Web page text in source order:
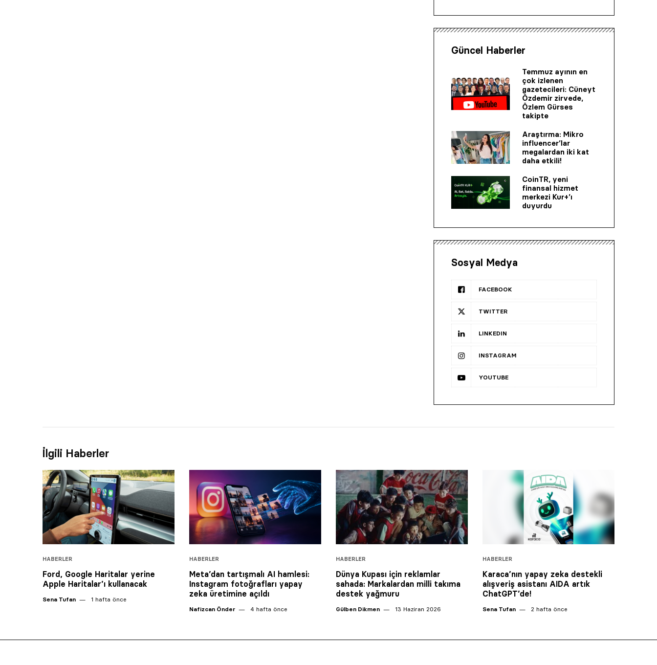
Güncel Haberler
Temmuz ayının en
çok izlenen
gazetecileri: Cüneyt
Özdemir zirvede,
Özlem Gürses
takipte
Araştırma: Mikro
influencer’lar
megalardan iki kat
daha etkili!
CoinTR, yeni
finansal hizmet
merkezi Kur+’ı
duyurdu
Sosyal Medya
FACEBOOK
TWITTER
LINKEDIN
INSTAGRAM
YOUTUBE
İlgili Haberler
HABERLER
Ford, Google Haritalar yerine
Apple Haritalar’ı kullanacak
Sena Tufan 1 hafta önce
HABERLER
Meta’dan tartışmalı AI hamlesi:
Instagram fotoğrafları yapay
zeka üretimine açıldı
Nafizcan Önder 4 hafta önce
HABERLER
Dünya Kupası için reklamlar
sahada: Markalardan milli takıma
destek yağmuru
Gülben Dikmen 13 Haziran 2026
HABERLER
Karaca’nın yapay zeka destekli
alışveriş asistanı AIDA artık
ChatGPT’de!
Sena Tufan 2 hafta önce